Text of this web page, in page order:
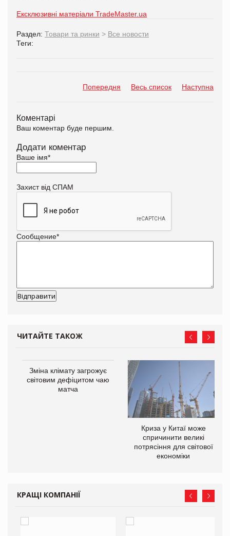
Ексклюзивні матеріали TradeMaster.ua
Раздел: Товари та ринки > Все новости
Теги:
Попередня Весь список Наступна
Коментарі
Ваш коментар буде першим.
Додати коментар
Ваше імя*
Захист від СПАМ
Сообщение*
ЧИТАЙТЕ ТАКОЖ
Зміна клімату загрожує
світовим дефіцитом чаю
матча
Криза у Китаї може
спричинити великі
потрясіння для світової
економіки
КРАЩІ КОМПАНІЇ